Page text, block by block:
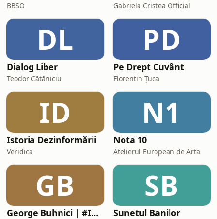
BBSO Gabriela Cristea Official
DL
Dialog Liber
Teodor Cătăniciu
PD
Pe Drept Cuvânt
Florentin Țuca
ID
Istoria Dezinformării
Veridica
N1
Nota 10
Atelierul European de Arta
GB
George Buhnici | #IGDLCC
SB
Sunetul Banilor